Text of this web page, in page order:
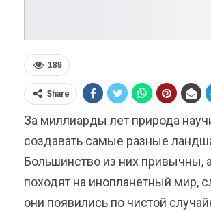
189
Share
За миллиарды лет природа
создавать самые разные
Большинство из них привычны,
походят на инопланетный мир,
они появились по чистой